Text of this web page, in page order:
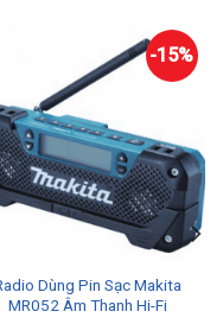
-15%
Dùng Pin Sạc Makita
MR052 Âm Thanh Hi-Fi